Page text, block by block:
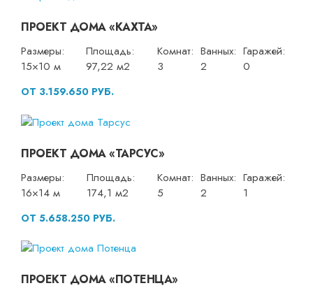
ПРОЕКТ ДОМА «КАХТА»
Размеры:
15×10 м
Площадь:
97,22 м2
Комнат:
3
Ванных:
2
Гаражей:
0
ОТ 3.159.650 РУБ.
ПРОЕКТ ДОМА «ТАРСУС»
Размеры:
16×14 м
Площадь:
174,1 м2
Комнат:
5
Ванных:
2
Гаражей:
1
ОТ 5.658.250 РУБ.
ПРОЕКТ ДОМА «ПОТЕНЦА»